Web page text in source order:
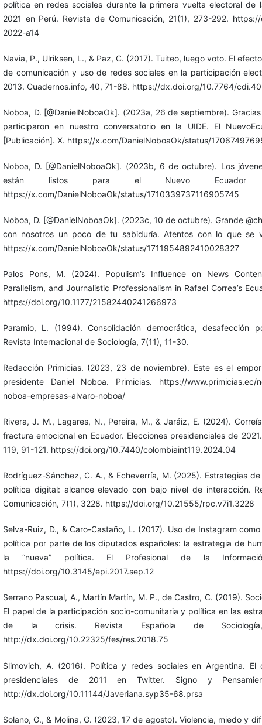
política en redes sociales durante la primera vuelta electoral de
2021 en Perú. Revista de Comunicación, 21(1), 273-292. https://
2022-a14
Navia, P., Ulriksen, L., & Paz, C. (2017). Tuiteo, luego voto. El
de comunicación y uso de redes sociales en la participación
2013. Cuadernos.info, 40, 71-88. https://dx.doi.org/10.7764/
Noboa, D. [@DanielNoboaOk]. (2023a, 26 de septiembre).
participaron en nuestro conversatorio en la UIDE. El
[Publicación]. X. https://x.com/DanielNoboaOk/status/
Noboa, D. [@DanielNoboaOk]. (2023b, 6 de octubre). Los
están listos para el Nuevo Ecuador
https://x.com/DanielNoboaOk/status/1710339737116905745
Noboa, D. [@DanielNoboaOk]. (2023c, 10 de octubre). Grande
con nosotros un poco de tu sabiduría. Atentos con lo que se
https://x.com/DanielNoboaOk/status/1711954892410028327
Palos Pons, M. (2024). Populism’s Influence on News
Parallelism, and Journalistic Professionalism in Rafael Correa’s
https://doi.org/10.1177/21582440241266973
Paramio, L. (1994). Consolidación democrática, desafección
Revista Internacional de Sociología, 7(11), 11-30.
Redacción Primicias. (2023, 23 de noviembre). Este es el
presidente Daniel Noboa. Primicias. https://www.primicias.ec/
noboa-empresas-alvaro-noboa/
Rivera, J. M., Lagares, N., Pereira, M., & Jaráiz, E. (2024).
fractura emocional en Ecuador. Elecciones presidenciales de
119, 91-121. https://doi.org/10.7440/colombiaint119.2024.04
Rodríguez-Sánchez, C. A., & Echeverría, M. (2025). Estrategias
política digital: alcance elevado con bajo nivel de interacción.
Comunicación, 7(1), 3228. https://doi.org/10.21555/rpc.v7i1.3228
Selva-Ruiz, D., & Caro-Castaño, L. (2017). Uso de Instagram
política por parte de los diputados españoles: la estrategia de
la “nueva” política. El Profesional de la
https://doi.org/10.3145/epi.2017.sep.12
Serrano Pascual, A., Martín Martín, M. P., de Castro, C. (2019).
El papel de la participación socio-comunitaria y política en las
de la crisis. Revista Española de
http://dx.doi.org/10.22325/fes/res.2018.75
Slimovich, A. (2016). Política y redes sociales en Argentina.
presidenciales de 2011 en Twitter. Signo y
http://dx.doi.org/10.11144/Javeriana.syp35-68.prsa
Solano, G., & Molina, G. (2023, 17 de agosto). Violencia, miedo y